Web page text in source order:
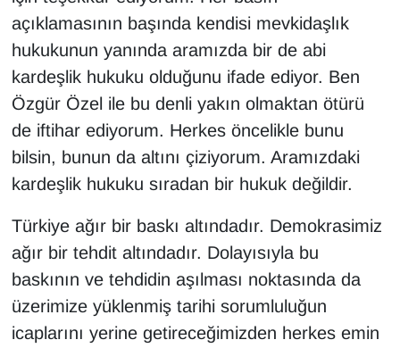
açıklamasının başında kendisi mevkidaşlık
hukukunun yanında aramızda bir de abi
kardeşlik hukuku olduğunu ifade ediyor. Ben
Özgür Özel ile bu denli yakın olmaktan ötürü
de iftihar ediyorum. Herkes öncelikle bunu
bilsin, bunun da altını çiziyorum. Aramızdaki
kardeşlik hukuku sıradan bir hukuk değildir.
Türkiye ağır bir baskı altındadır. Demokrasimiz
ağır bir tehdit altındadır. Dolayısıyla bu
baskının ve tehdidin aşılması noktasında da
üzerimize yüklenmiş tarihi sorumluluğun
icaplarını yerine getireceğimizden herkes emin